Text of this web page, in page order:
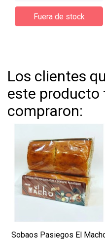
Fuera de stock
Los clientes
este producto
compraron:
Sobaos Pasiegos El